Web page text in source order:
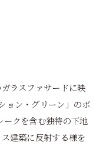
ラスファサードに映
ョン・グリーン」のボ
ークを含む独特の下地
建築に反射する様を